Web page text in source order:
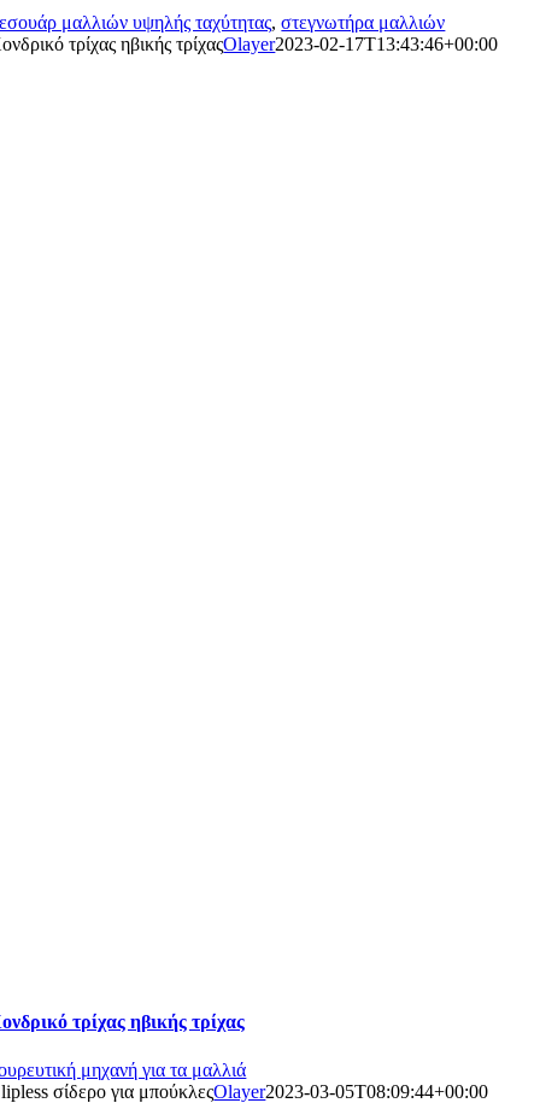
μαλλιών υψηλής ταχύτητας,στεγνωτήρα μαλλιών
τρίχας ηβικής τρίχαςOlayer2023-02-17T13:43:46+00:00
τρίχας ηβικής τρίχας
μηχανή για τα μαλλιά
σίδερο για μπούκλεςOlayer2023-03-05T08:09:44+00:00